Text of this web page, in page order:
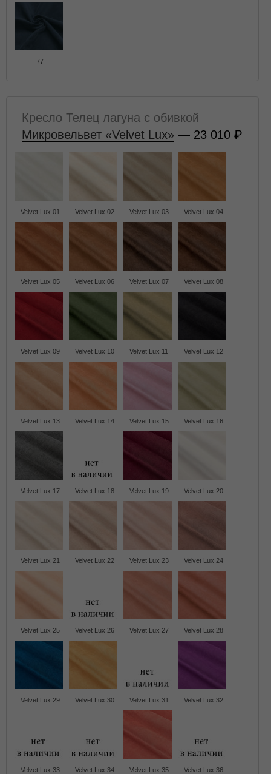
77
Кресло Телец лагуна с обивкой
Микровельвет «Velvet Lux» — 23 010
Velvet Lux 01 Velvet Lux 02 Velvet Lux 03 Velvet Lux 04
Velvet Lux 05 Velvet Lux 06 Velvet Lux 07 Velvet Lux 08
Velvet Lux 09 Velvet Lux 10 Velvet Lux 11 Velvet Lux 12
Velvet Lux 13 Velvet Lux 14 Velvet Lux 15 Velvet Lux 16
Velvet Lux 17 Velvet Lux 18 Velvet Lux 19 Velvet Lux 20
Velvet Lux 21 Velvet Lux 22 Velvet Lux 23 Velvet Lux 24
Velvet Lux 25 Velvet Lux 26 Velvet Lux 27 Velvet Lux 28
Velvet Lux 29 Velvet Lux 30 Velvet Lux 31 Velvet Lux 32
Velvet Lux 33 Velvet Lux 34 Velvet Lux 35 Velvet Lux 36